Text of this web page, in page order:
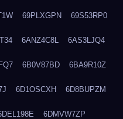
69PLXGPN 69S53RP0
6ANZ4C8L 6AS3LJQ4
6B0V87BD 6BA9R10Z
6D1OSCXH 6D8BUPZM
6DMVW7ZP